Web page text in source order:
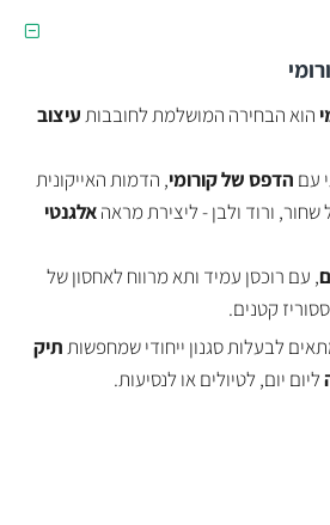
הוא הבחירה המושלמת לחובבותעיצוב
עם הדפס של קורומי, הדמות האייקונית
שחור, ורוד ולבן - ליצירת מראהאלגנטי
, עם רוכסן עמיד ותא מרווח לאחסון של
קטנים.
לבעלות סגנון ייחודי שמחפשותתיק
ליום יום, לטיולים או לנסיעות.